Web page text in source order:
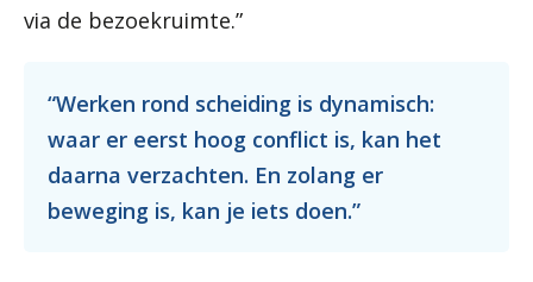
via de bezoekruimte.”
“Werken rond scheiding is dynamisch:
waar er eerst hoog conflict is, kan het
daarna verzachten. En zolang er
beweging is, kan je iets doen.”